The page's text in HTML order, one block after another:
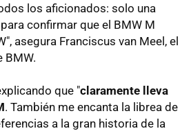
los aficionados: solo una
confirmar que el BMW M
asegura Franciscus van Meel, el
BMW.
que "claramente lleva
. También me encanta la librea de
a la gran historia de la